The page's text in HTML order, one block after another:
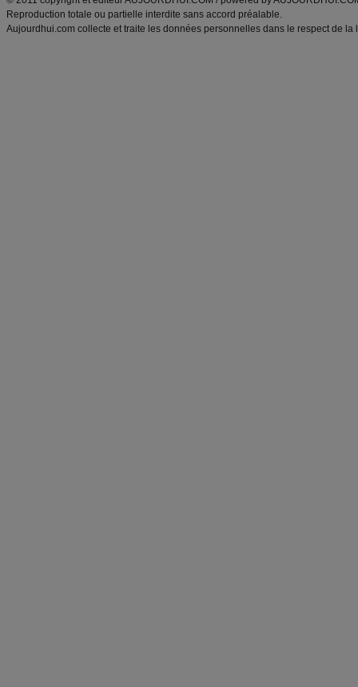
Reproduction totale ou partielle interdite sans accord préalable.
Aujourdhui.com collecte et traite les données personnelles dans le respect de